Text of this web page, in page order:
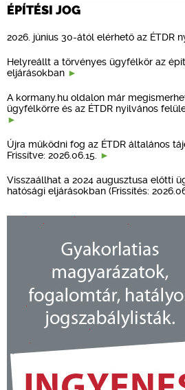
ÉPÍTÉSI JOG
2026. június 30-ától elérhető az ÉTDR
Helyreállt a törvényes ügyfélkör az
eljárásokban
A kormany.hu oldalon már
ügyfélkörre és az ÉTDR nyilvános
Újra működni fog az ÉTDR általános
Frissítve: 2026.06.15.
Visszaállhat a 2024 augusztusa előtti
hatósági eljárásokban (Frissítés: